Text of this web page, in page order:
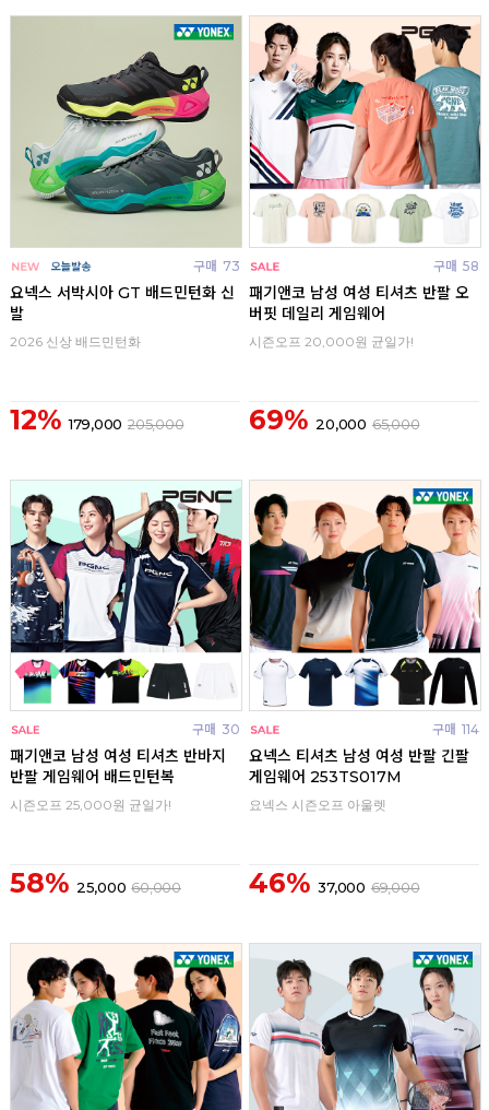
구매 73
요넥스 서박시아 GT 배드민턴화 신
발
2026 신상 배드민턴화
12% 179,000 205,000
구매 58
패기앤코 남성 여성 티셔츠 반팔 오
버핏 데일리 게임웨어
시즌오프 20,000원 균일가!
69% 20,000 65,000
구매 30
패기앤코 남성 여성 티셔츠 반바지
반팔 게임웨어 배드민턴복
시즌오프 25,000원 균일가!
58% 25,000 60,000
구매 114
요넥스 티셔츠 남성 여성 반팔 긴팔
게임웨어 253TS017M
요넥스 시즌오프 아울렛
46% 37,000 69,000